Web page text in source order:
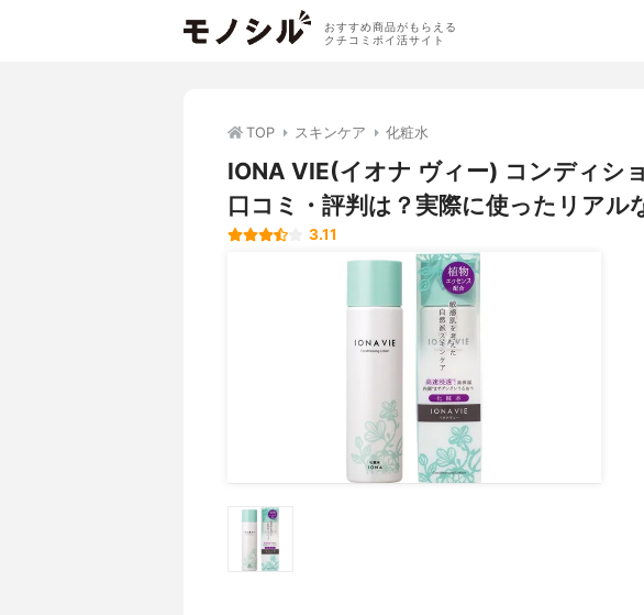
おすすめ商品がもらえる
クチコミポイ活サイト
TOP スキンケア 化粧水
IONA VIE(イオナ ヴィー) コンディシ
口コミ・評判は？実際に使ったリアル
3.11